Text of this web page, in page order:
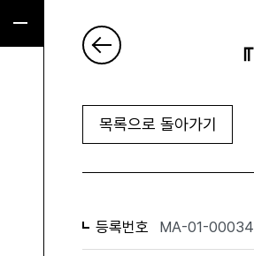
목록으로 돌아가기
등록번호 MA-01-